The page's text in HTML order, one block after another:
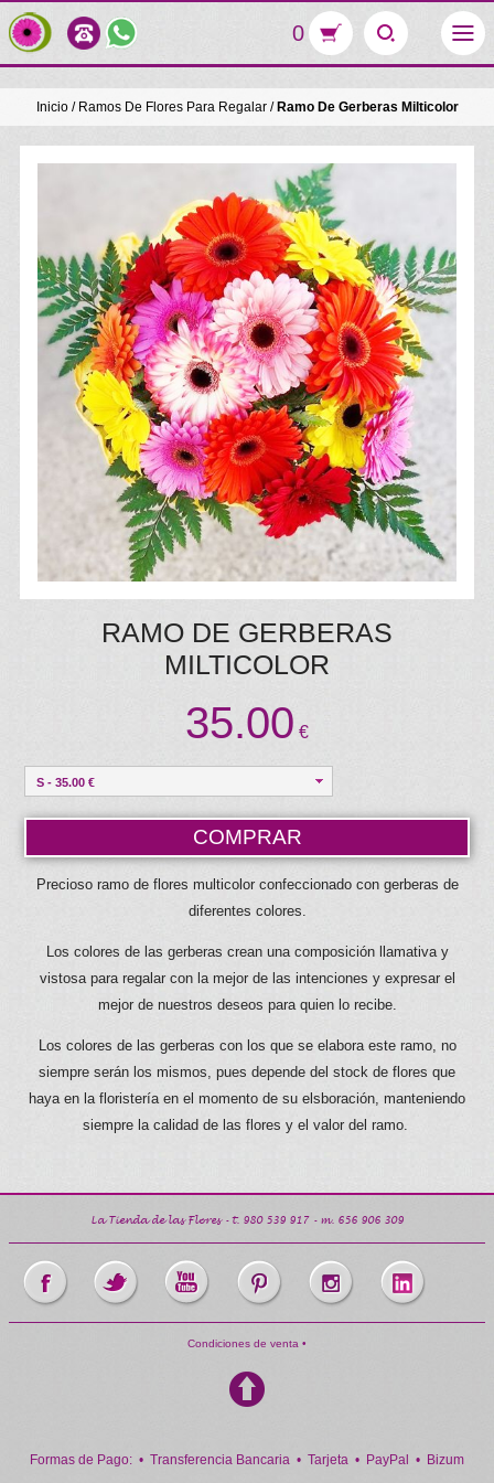
0
Inicio/ Ramos De Flores Para Regalar/ Ramo De Gerberas Milticolor
RAMO DE GERBERAS
MILTICOLOR
35.00 €
S - 35.00 €
COMPRAR
Precioso ramo de flores multicolor confeccionado con gerberas de
diferentes colores.
Los colores de las gerberas crean una composición llamativa y
vistosa para regalar con la mejor de las intenciones y expresar el
mejor de nuestros deseos para quien lo recibe.
Los colores de las gerberas con los que se elabora este ramo, no
siempre serán los mismos, pues depende del stock de flores que
haya en la floristería en el momento de su elsboración, manteniendo
siempre la calidad de las flores y el valor del ramo.
La Tienda de las Flores- t. 980 539 917- m. 656 906 309
Condiciones de venta •
Formas de Pago: • Transferencia Bancaria • Tarjeta • PayPal • Bizum